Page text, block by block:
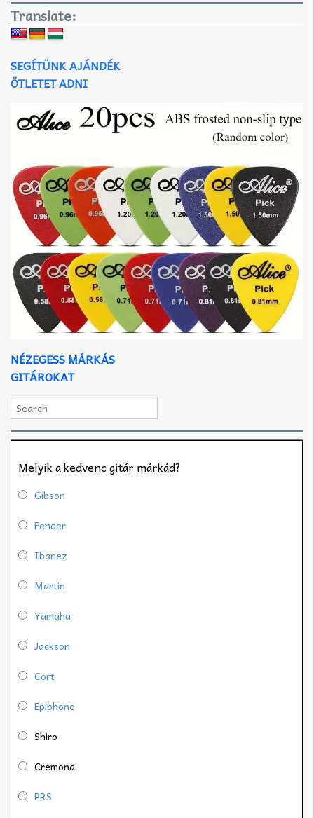
Translate:
SEGÍTÜNK AJÁNDÉK
ÖTLETET ADNI
NÉZEGESS MÁRKÁS
GITÁROKAT
Melyik a kedvenc gitár márkád?
Gibson
Fender
Ibanez
Martin
Yamaha
Jackson
Cort
Epiphone
Shiro
Cremona
PRS